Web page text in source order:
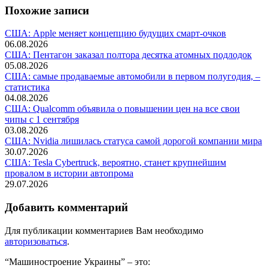
Похожие записи
США: Apple меняет концепцию будущих смарт-очков
06.08.2026
США: Пентагон заказал полтора десятка атомных подлодок
05.08.2026
США: самые продаваемые автомобили в первом полугодия, –
статистика
04.08.2026
США: Qualcomm объявила о повышении цен на все свои
чипы с 1 сентября
03.08.2026
США: Nvidia лишилась статуса самой дорогой компании мира
30.07.2026
США: Tesla Cybertruck, вероятно, станет крупнейшим
провалом в истории автопрома
29.07.2026
Добавить комментарий
Для публикации комментариев Вам необходимо
авторизоваться.
“Машиностроение Украины” – это: